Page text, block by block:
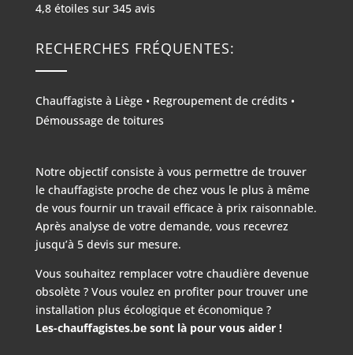
4,8étoiles sur 345avis
RECHERCHES FRÉQUENTES:
Chauffagiste à Liège• Regroupement de crédits •
Démoussage de toitures
Notre objectif consiste à vous permettre de trouver
le chauffagiste proche de chez vous le plus à même
de vous fournir un travail efficace à prix raisonnable.
Après analyse de votre demande, vous recevrez
jusqu’à 5 devis sur mesure.
Vous souhaitez remplacer votre chaudière devenue
obsolète ? Vous voulez en profiter pour trouver une
installation plus écologique et économique ?
Les-chauffagistes.be sont là pour vous aider !